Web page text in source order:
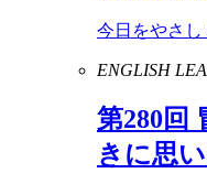
今日をやさ
ENGLISH
第280回
きに思